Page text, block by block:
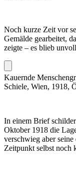
Noch kurze Zeit vor
Gemälde gearbeitet,
zeigte – es blieb
Kauernde
Schiele, Wien, 1918,
In einem Brief
Oktober 1918 die
verschwieg aber
Zeitpunkt selbst noch